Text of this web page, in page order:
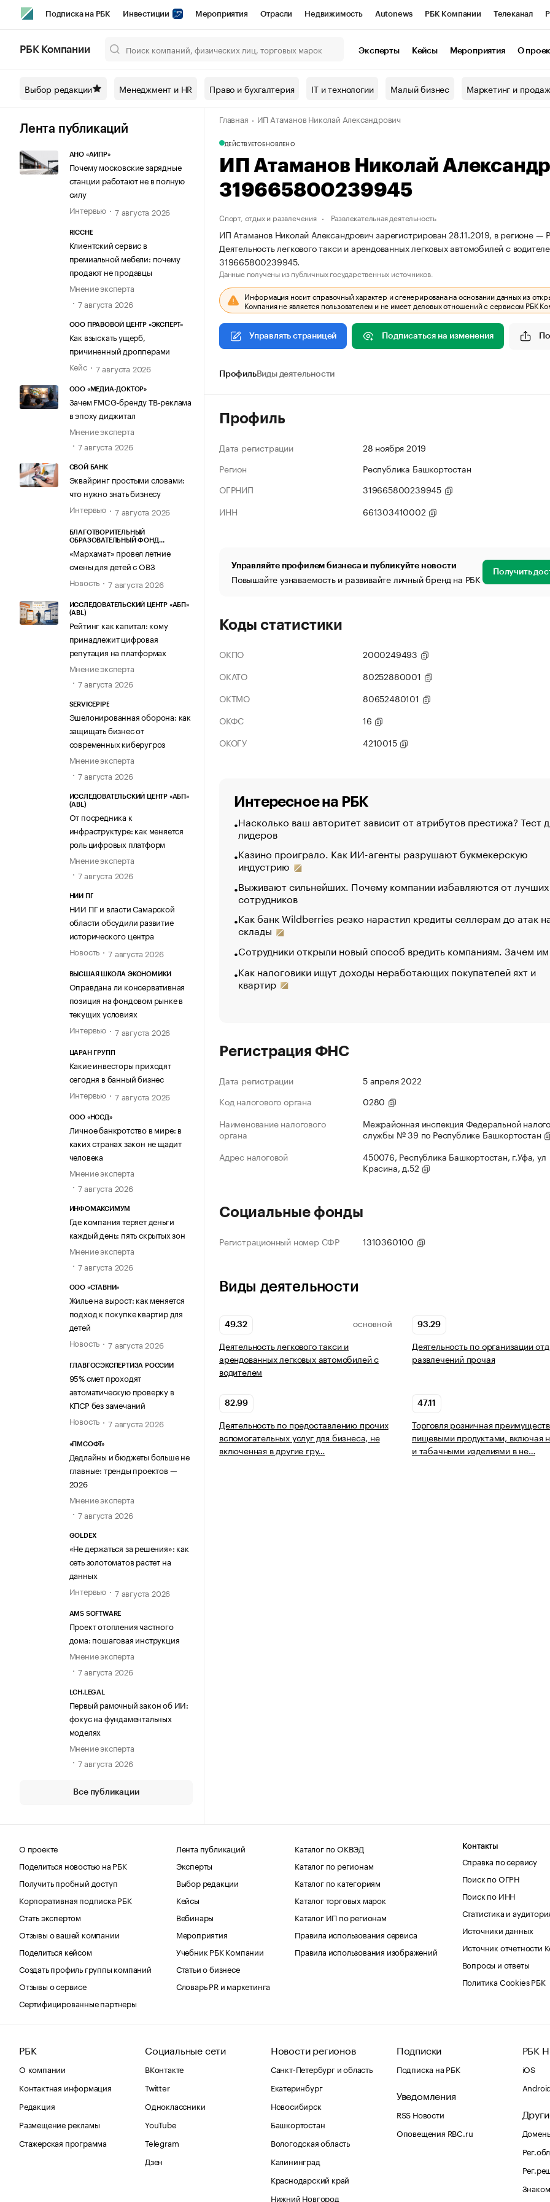
Подписка на РБК Инвестиции Мероприятия Отрасли Недвижимость Autonews РБК Компании Телеканал
Спецпроекты СПб Конференции СПб Спецпроекты Проверка контрагентов
Технологии и медиа Рынок наличной валюты
РБК Компании Эксперты Кейсы Мероприятия О
Выбор редакции Менеджмент и HR Право и бухгалтерия IT и технологии Малый бизнес Маркетинг и
Лента публикаций
АНО «АИПР»
Почему московские зарядные
станции работают не в полную
силу
Интервью
7 августа 2026
RICCHE
Клиентский сервис в
премиальной мебели: почему
продают не продавцы
Мнение эксперта
7 августа 2026
ООО ПРАВОВОЙ ЦЕНТР «ЭКСПЕРТ»
Как взыскать ущерб,
причиненный дропперами
Кейс
7 августа 2026
ООО «МЕДИА-ДОКТОР»
Зачем FMCG-бренду ТВ-реклама
в эпоху диджитал
Мнение эксперта
7 августа 2026
СВОЙ БАНК
Эквайринг простыми словами:
что нужно знать бизнесу
Интервью
7 августа 2026
БЛАГОТВОРИТЕЛЬНЫЙ
ОБРАЗОВАТЕЛЬНЫЙ ФОНД
«Мархамат» провел летние
смены для детей с ОВЗ
Новость
7 августа 2026
ИССЛЕДОВАТЕЛЬСКИЙ ЦЕНТР «АБП»
(ABL)
Рейтинг как капитал: кому
принадлежит цифровая
репутация на платформах
Мнение эксперта
7 августа 2026
SERVICEPIPE
Эшелонированная оборона: как
защищать бизнес от
современных киберугроз
Мнение эксперта
7 августа 2026
ИССЛЕДОВАТЕЛЬСКИЙ ЦЕНТР «АБП»
(ABL)
От посредника к
инфраструктуре: как меняется
роль цифровых платформ
Мнение эксперта
7 августа 2026
НИИ ПГ
НИИ ПГ и власти Самарской
области обсудили развитие
исторического центра
Новость
7 августа 2026
ВЫСШАЯ ШКОЛА ЭКОНОМИКИ
Оправдана ли консервативная
позиция на фондовом рынке в
текущих условиях
Интервью
7 августа 2026
ЦАРАН ГРУПП
Какие инвесторы приходят
сегодня в банный бизнес
Интервью
7 августа 2026
ООО «НССД»
Личное банкротство в мире: в
каких странах закон не щадит
человека
Мнение эксперта
7 августа 2026
ИНФОМАКСИМУМ
Где компания теряет деньги
каждый день: пять скрытых зон
Мнение эксперта
7 августа 2026
ООО «СТАВНИ»
Жилье на вырост: как меняется
подход к покупке квартир для
детей
Новость
7 августа 2026
ГЛАВГОСЭКСПЕРТИЗА РОССИИ
95% смет проходят
автоматическую проверку в
КПСР без замечаний
Новость
7 августа 2026
«ПМСОФТ»
Дедлайны и бюджеты больше не
главные: тренды проектов —
2026
Мнение эксперта
7 августа 2026
GOLDEX
«Не держаться за решения»: как
сеть золотоматов растет на
данных
Интервью
7 августа 2026
AMS SOFTWARE
Проект отопления частного
дома: пошаговая инструкция
Мнение эксперта
7 августа 2026
LCH.LEGAL
Первый рамочный закон об ИИ:
фокус на фундаментальных
моделях
Мнение эксперта
7 августа 2026
Все публикации
Главная ИП Атаманов Николай Александрович
ДЕЙСТВУЕТОБНОВЛЕНО
ИП Атаманов Николай
319665800239945
Спорт, отдых и развлечения Развлекательная деятельность
ИП Атаманов Николай Александрович зарегистрирован 28.11.2019, в регионе —
Деятельность легкового такси и арендованных легковых автомобилей с
319665800239945.
Данные получены из публичных государственных источников.
Информация носит справочный характер и сгенерирована на основании данных из
Компания не является пользователем и не имеет деловых отношений с сервисом РБК
Управлять страницей Подписаться на изменения
ПрофильВиды деятельности
Профиль
Дата регистрации
28 ноября 2019
Регион
Республика Башкортостан
ОГРНИП
319665800239945
ИНН
661303410002
Управляйте профилем бизнеса и публикуйте новости
Повышайте узнаваемость и развивайте личный бренд на РБК Получить
Коды статистики
ОКПО
2000249493
ОКАТО
80252880001
ОКТМО
80652480101
ОКФС
16
ОКОГУ
4210015
Интересное на РБК
Насколько ваш авторитет зависит от атрибутов престижа? Тест
лидеров
Казино проиграло. Как ИИ-агенты разрушают букмекерскую
индустрию
Выживают сильнейших. Почему компании избавляются от лучших
сотрудников
Как банк Wildberries резко нарастил кредиты селлерам до атак
склады
Сотрудники открыли новый способ вредить компаниям. Зачем
Как налоговики ищут доходы неработающих покупателей яхт и
квартир
Регистрация ФНС
Дата регистрации
5 апреля 2022
Код налогового органа
0280
Наименование налогового
органа
Межрайонная инспекция Федеральной
службы № 39 по Республике Башкортостан
Адрес налоговой
450076, Республика Башкортостан, г.Уфа, ул
Красина, д.52
Социальные фонды
Регистрационный номер СФР 1310360100
Виды деятельности
49.32 ОСНОВНОЙ
Деятельность легкового такси и
арендованных легковых автомобилей с
водителем
93.29
Деятельность по организации
развлечений прочая
82.99
Деятельность по предоставлению прочих
вспомогательных услуг для бизнеса, не
включенная в другие гру…
47.11
Торговля розничная
пищевыми продуктами, включая
и табачными изделиями в не…
О проекте
Поделиться новостью на РБК
Получить пробный доступ
Корпоративная подписка РБК
Стать экспертом
Отзывы о вашей компании
Поделиться кейсом
Создать профиль группы компаний
Отзывы о сервисе
Сертифицированные партнеры
Лента публикаций
Эксперты
Выбор редакции
Кейсы
Вебинары
Мероприятия
Учебник РБК Компании
Статьи о бизнесе
Словарь PR и маркетинга
Каталог по ОКВЭД
Каталог по регионам
Каталог по категориям
Каталог торговых марок
Каталог ИП по регионам
Правила использования сервиса
Правила использования изображений
Контакты
Справка по сервису
Поиск по ОГРН
Поиск по ИНН
Статистика и
Источники данных
Источник отчетности
Вопросы и ответы
Политика Cookies РБК
РБК
О компании
Контактная информация
Редакция
Размещение рекламы
Стажерская программа
Социальные сети
ВКонтакте
Twitter
Одноклассники
YouTube
Telegram
Дзен
Новости регионов
Санкт-Петербург и область
Екатеринбург
Новосибирск
Башкортостан
Вологодская область
Калининград
Краснодарский край
Нижний Новгород
Подписки
Подписка на РБК
Уведомления
RSS Новости
Оповещения RBC.ru
РБК
iOS